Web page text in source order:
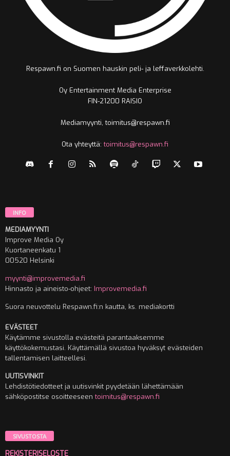
Respawn.fi on Suomen hauskin peli- ja leffaverkkolehti.
Oy Entertainment Media Enterprise
FIN-21200 RAISIO
Mediamyynti, toimitus@respawn.fi
Ota yhteyttä:toimitus@respawn.fi
INFO
MEDIAMYYNTI
Improve Media Oy
Kuortaneenkatu 1
00520 Helsinki
myynti@improvemedia.fi
Hinnasto ja aineisto-ohjeet: Improvemedia.fi
Suora neuvottelu Respawn.fi:n kautta, ks. mediakortti
EVÄSTEET
Käytämme sivustolla evästeitä parantaaksemme
käyttökokemustasi. Käyttämällä sivustoa hyväksyt evästeiden
tallentamisen laitteellesi.
UUTISVINKIT
Lehdistötiedotteet ja uutisvinkit pyydetään lähettämään
sähköpostitse osoitteeseentoimitus@respawn.fi
SIVUSTOSTA
REKISTERISELOSTE